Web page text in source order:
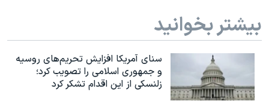
بیشتر بخوانید
سنای آمریکا افزایش تحریم‌های روسیه
و جمهوری اسلامی را تصویب کرد؛
زلنسکی از این اقدام تشکر کرد